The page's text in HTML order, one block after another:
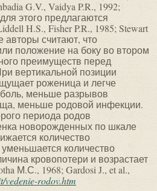
G.V., Vaidya P.R., 1992;
этого предлагаются
H.S., Fisher P.R., 1985; Stewart
авторы считают, что
положение на боку во втором
преимуществ перед
вертикальной позиции
роженица и легче
меньше разрывов
меньше родовой инфекции.
периода родов
новорожденных по шкале
количество
количество
кровопотери и возрастает
М.С., 1968; Gardosi J., et al.,
rodov.htm